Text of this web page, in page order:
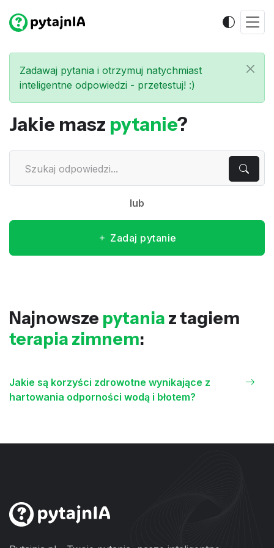
Zadawaj pytania i otrzymuj natychmiast
inteligentne odpowiedzi - przetestuj! :)
Jakie masz pytanie?
lub
Zadaj pytanie
Najnowsze pytania z tagiem
terapia zimnem:
Jakie są korzyści zdrowotne wynikające z
hartowania odporności wodą i błotem?